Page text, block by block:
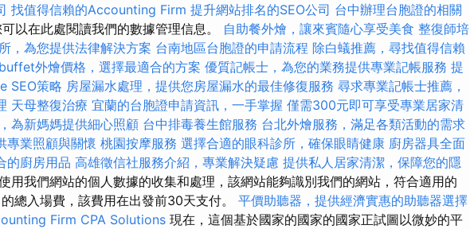
找值得信賴的Accounting Firm 提升網站排名的SEO公司 台中辦理台胞證的相關
以在此處閱讀我們的數據管理信息。 自助餐外燴，讓來賓隨心享受美食 整復師培
，為您提供法律解決方案 台南地區台胞證的申請流程 除白蟻推薦，尋找值得信賴
外燴價格，選擇最適合的方案 優質記帳士，為您的業務提供專業記帳服務 提
SEO策略 房屋漏水處理，提供您房屋漏水的最佳修復服務 尋求專業記帳士推薦，
天母整復治療 宜蘭的台胞證申請資訊，一手掌握 僅需300元即可享受專業居家清
為新媽媽提供細心照顧 台中排毒養生館服務 台北外燴服務，滿足各類活動的需求
專業照顧與關懷 桃園按摩服務 選擇合適的眼科診所，確保眼睛健康 廚房器具全面
的廚房用品 高雄徵信社服務介紹，專業解決疑慮 提供私人居家清潔，保障您的隱
用我們網站的個人數據的收集和處理，該網站能夠識別我們的網站，符合適用的
總入場費，該費用在出發前30天支付。 平價助聽器，提供經濟實惠的助聽器選擇
Firm CPA Solutions 現在，這個基於國家的國家的國家正試圖以微妙的平